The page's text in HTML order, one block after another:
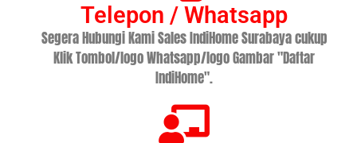
Telepon / Whatsapp
Segera Hubungi Kami Sales IndiHome Surabaya cukup
Klik Tombol/logo Whatsapp/logo Gambar "Daftar
IndiHome".